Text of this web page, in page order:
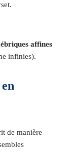
affines
infinies).
de manière